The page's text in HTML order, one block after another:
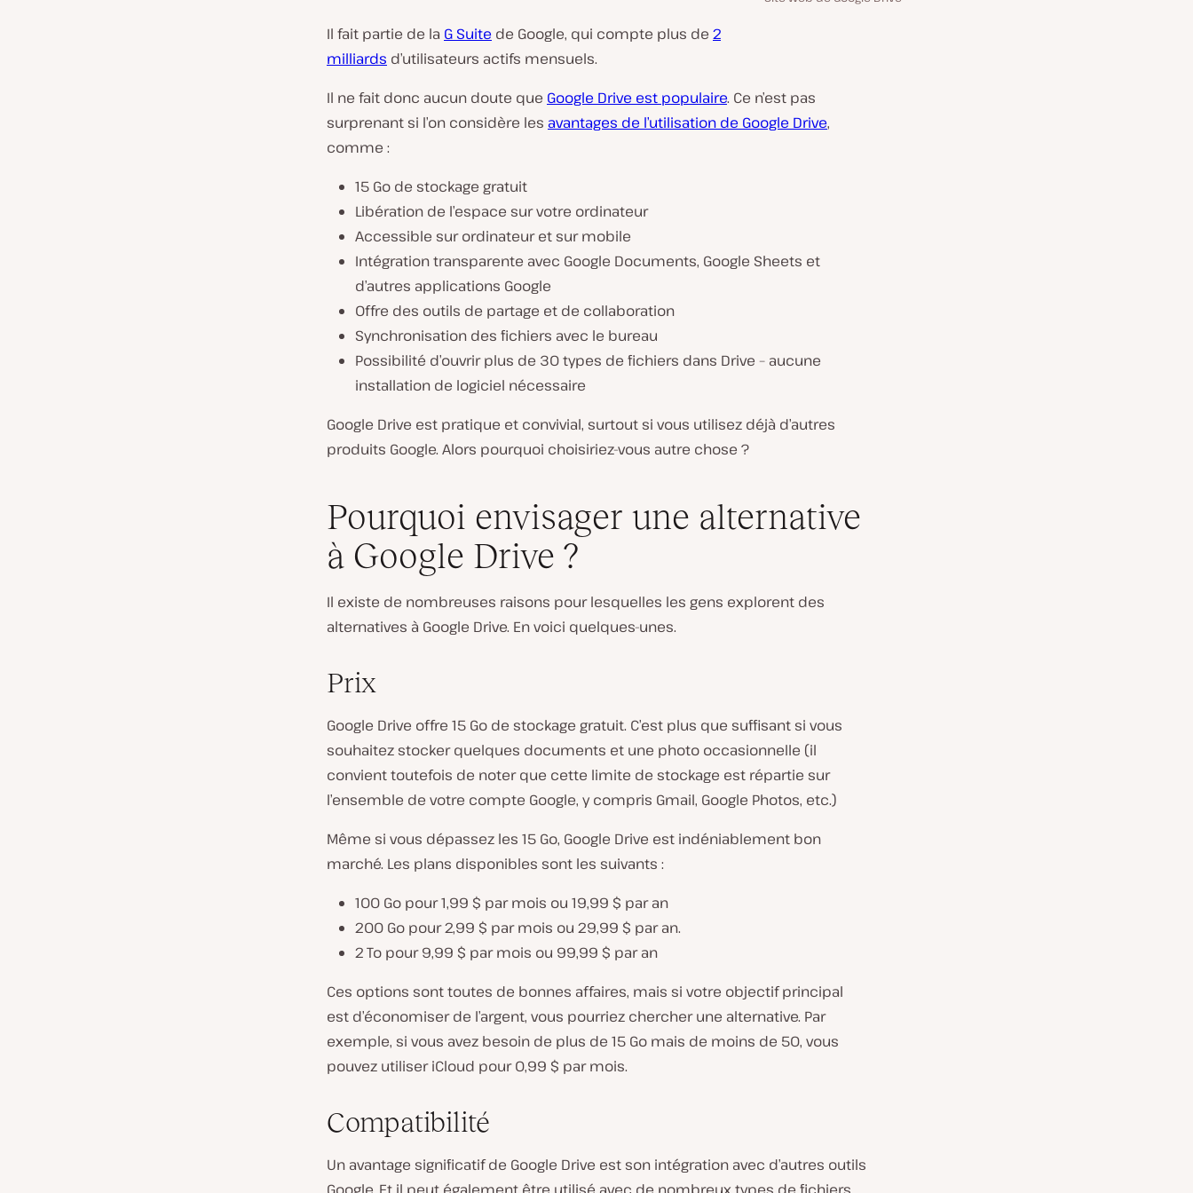
Il fait partie de la G Suite de Google, qui compte plus de 2
milliards d’utilisateurs actifs mensuels.
Il ne fait donc aucun doute que Google Drive est populaire. Ce n’est pas
surprenant si l’on considère les avantages de l’utilisation de Google Drive,
comme :
15 Go de stockage gratuit
Libération de l’espace sur votre ordinateur
Accessible sur ordinateur et sur mobile
Intégration transparente avec Google Documents, Google Sheets et
d’autres applications Google
Offre des outils de partage et de collaboration
Synchronisation des fichiers avec le bureau
Possibilité d’ouvrir plus de 30 types de fichiers dans Drive – aucune
installation de logiciel nécessaire
Google Drive est pratique et convivial, surtout si vous utilisez déjà d’autres
produits Google. Alors pourquoi choisiriez-vous autre chose ?
Pourquoi envisager une alternative
à Google Drive ?
Il existe de nombreuses raisons pour lesquelles les gens explorent des
alternatives à Google Drive. En voici quelques-unes.
Prix
Google Drive offre 15 Go de stockage gratuit. C’est plus que suffisant si vous
souhaitez stocker quelques documents et une photo occasionnelle (il
convient toutefois de noter que cette limite de stockage est répartie sur
l’ensemble de votre compte Google, y compris Gmail, Google Photos, etc.)
Même si vous dépassez les 15 Go, Google Drive est indéniablement bon
marché. Les plans disponibles sont les suivants :
100 Go pour 1,99 $ par mois ou 19,99 $ par an
200 Go pour 2,99 $ par mois ou 29,99 $ par an.
2 To pour 9,99 $ par mois ou 99,99 $ par an
Ces options sont toutes de bonnes affaires, mais si votre objectif principal
est d’économiser de l’argent, vous pourriez chercher une alternative. Par
exemple, si vous avez besoin de plus de 15 Go mais de moins de 50, vous
pouvez utiliser iCloud pour 0,99 $ par mois.
Compatibilité
Un avantage significatif de Google Drive est son intégration avec d’autres outils